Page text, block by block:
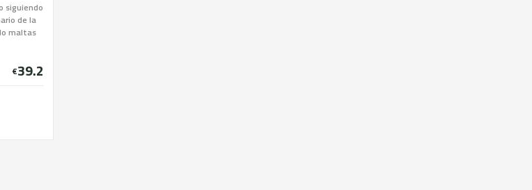
siguiendo
de la
maltas
y
€39.2